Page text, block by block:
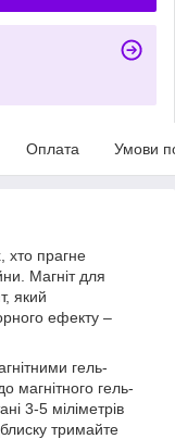
Оплата Умови
хто прагне
Магніт для
який
ефекту –
гель-
магнітного гель-
3-5 міліметрів
тримайте